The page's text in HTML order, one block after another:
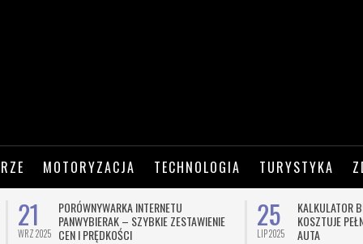
MOTORYZACJA TECHNOLOGIA TURYSTYKA
21
WRZ 2025
PORÓWNYWARKA INTERNETU
PANWYBIERAK – SZYBKIE ZESTAWIENIE
CEN I PRĘDKOŚCI
25
LIP 2025
KALKULATOR
KOSZTUJE
AUTA